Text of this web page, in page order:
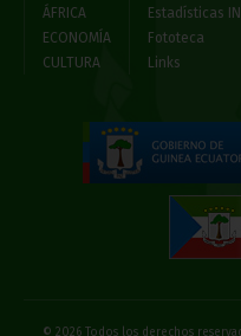
ÁFRICA
ECONOMÍA
CULTURA
Estadísticas
Fototeca
Links
© 2026 Todos los derechos